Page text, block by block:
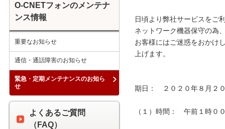
日頃より弊社サービスをご
ネットワーク機器保守の為
お客様にはご迷惑をおかけ
上げます。
期日：　２０２０年８月２
（１）時間：　午前１時０
O-CNETフォンのメンテナ
ンス情報
重要なお知らせ
通信・通話障害のお知らせ
緊急・定期メンテナンスのお知ら
せ
よくあるご質問
（FAQ）